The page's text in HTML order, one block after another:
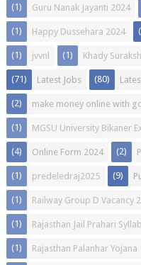
Guru Nanak Jayanti 2024
(1)
Happy Dussehara 2024
(1)
jvvnl
(1) Khady
(1)
Latest Jobs
(71) (80)
make money online with
(2)
MGSU University Bikaner
(1)
Online Form 2024
(4) (2)
predeledraj2025
(1) (9)
Railway Group D Vacancy
(1)
Rajasthan Jail Prahari
(1)
Rajasthan Palanhar Yojana
(1)